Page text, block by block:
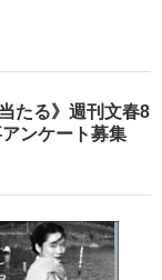
たる》週刊文春8
ンケート募集